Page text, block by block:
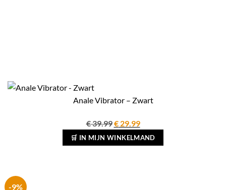
Anale Vibrator – Zwart
€39.99Oorspronkelijke
prijs
was:
€29.99Huidige
prijs
is:
🛒 IN MIJN WINKELMAND
-9%